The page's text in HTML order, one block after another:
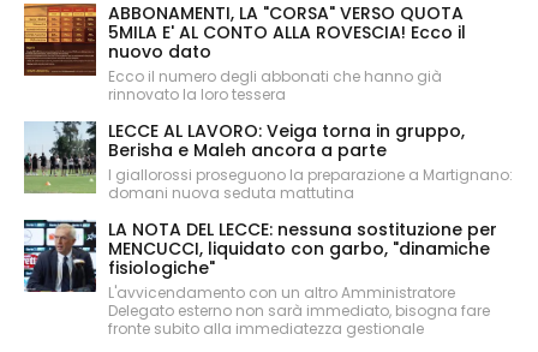
ABBONAMENTI, LA "CORSA" VERSO QUOTA
5MILA E' AL CONTO ALLA ROVESCIA! Ecco il
nuovo dato
Ecco il numero degli abbonati che hanno già
rinnovato la loro tessera
LECCE AL LAVORO: Veiga torna in gruppo,
Berisha e Maleh ancora a parte
I giallorossi proseguono la preparazione a Martignano:
domani nuova seduta mattutina
LA NOTA DEL LECCE: nessuna sostituzione per
MENCUCCI, liquidato con garbo, "dinamiche
fisiologiche"
L'avvicendamento con un altro Amministratore
Delegato esterno non sarà immediato, bisogna fare
fronte subito alla immediatezza gestionale